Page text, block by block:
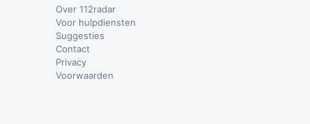
Over 112radar
Voor hulpdiensten
Suggesties
Contact
Privacy
Voorwaarden